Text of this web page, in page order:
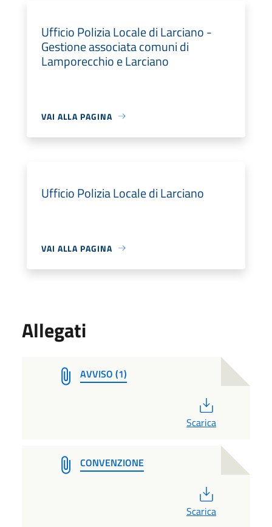
Ufficio Polizia Locale di Larciano -
Gestione associata comuni di
Lamporecchio e Larciano
VAI ALLA PAGINA
Ufficio Polizia Locale di Larciano
VAI ALLA PAGINA
Allegati
AVVISO (1)
Scarica
CONVENZIONE
Scarica